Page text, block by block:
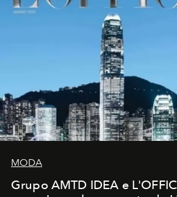
MODA
Grupo AMTD IDEA e